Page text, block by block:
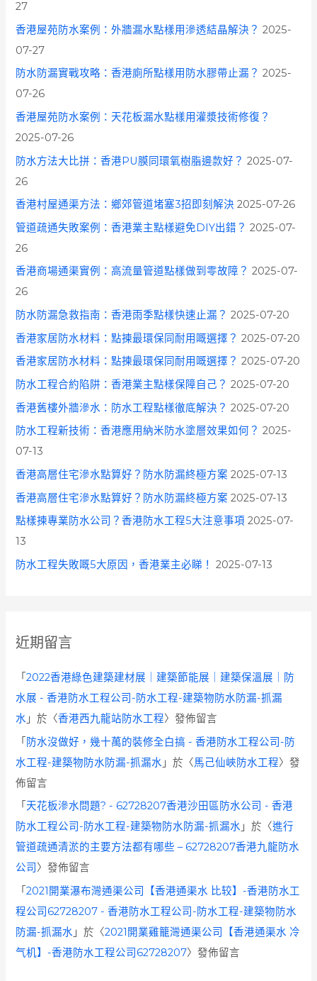
27
香港屋苑防水案例：外牆漏水點樣用滲透結晶解決？ 2025-
07-27
防水防漏實戰攻略：香港廁所點樣用防水膠帶止漏？ 2025-
07-26
香港屋苑防水案例：天花板漏水點樣用灌漿技術修復？
2025-07-26
防水方法大比拼：香港PU膜同環氧樹脂邊款好？ 2025-07-
26
香港村屋通渠方法：鄉郊管道堵塞3招即刻解決 2025-07-26
管道疏通失敗案例：香港業主點樣避免DIY出錯？ 2025-07-
26
香港商場通渠實例：高流量管道點樣做到零故障？ 2025-07-
26
防水防漏急救指南：香港雨季點樣快速止漏？ 2025-07-20
香港家居防水材料：點揀最環保同耐用嘅選擇？ 2025-07-20
香港家居防水材料：點揀最環保同耐用嘅選擇？ 2025-07-20
防水工程合約陷阱：香港業主點樣保障自己？ 2025-07-20
香港舊樓外牆滲水：防水工程點樣徹底解決？ 2025-07-20
防水工程新技術：香港應用納米防水塗層效果如何？ 2025-
07-13
香港高層住宅滲水點算好？防水防漏終極方案 2025-07-13
香港高層住宅滲水點算好？防水防漏終極方案 2025-07-13
點樣揀專業防水公司？香港防水工程5大注意事項 2025-07-
13
防水工程失敗嘅5大原因，香港業主必睇！
2025-07-13
近期留言
「2022香港綠色建築建材展｜建築節能展｜建築保溫展｜防
水展 - 香港防水工程公司-防水工程-建築物防水防漏-抓漏
水 」於〈香港西九龍站防水工程〉發佈留言
「 防水沒做好，幾十萬的裝修全白搞 - 香港防水工程公司-防
水工程-建築物防水防漏-抓漏水 」於〈馬己仙峽防水工程〉發
佈留言
「 天花板滲水問題? - 62728207香港沙田區防水公司 - 香港
防水工程公司-防水工程-建築物防水防漏-抓漏水 」於〈進行
管道疏通清淤的主要方法都有哪些 – 62728207香港九龍防水
公司 〉發佈留言
「2021開業瀑布灣通渠公司【香港通渠水 比较】-香港防水工
程公司62728207 - 香港防水工程公司-防水工程-建築物防水
防漏-抓漏水 」於〈2021開業雞籠灣通渠公司【香港通渠水 冷
气机】-香港防水工程公司62728207〉發佈留言